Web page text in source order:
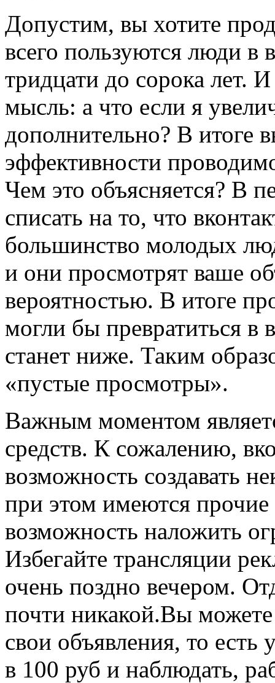
Допустим, вы хотите
всего пользуются люди в
тридцати до сорока лет.
мысль: а что если я
дополнительно? В итоге
эффективности
Чем это объясняется? В
списать на то, что
большинство молодых
и они просмотрят ваше
вероятностью. В итоге
могли бы превратиться в
станет ниже. Таким
«пустые просмотры».
Важным моментом
средств. К сожалению,
возможность создавать
при этом имеются
возможность наложить
Избегайте трансляции
очень поздно вечером.
почти никакой.Вы можете
свои объявления, то есть
в 100 руб и наблюдать,